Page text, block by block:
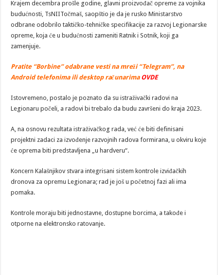
Krajem decembra prošle godine, glavni proizvođač opreme za vojnika
budućnosti, TsNIITočmaš, saopštio je da je rusko Ministarstvo
odbrane odobrilo taktičko-tehničke specifikacije za razvoj Legionarske
opreme, koja će u budućnosti zameniti Ratnik i Sotnik, koji ga
zamenjuje.
Pratite “Borbine” odabrane vesti na mreži “Telegram”, na
Android telefonima ili desktop računarima OVDE
Istovremeno, postalo je poznato da su istraživački radovi na
Legionaru počeli, a radovi bi trebalo da budu završeni do kraja 2023.
A, na osnovu rezultata istraživačkog rada, već će biti definisani
projektni zadaci za izvođenje razvojnih radova formirana, u okviru koje
će oprema biti predstavljena „u hardveru“.
Koncern Kalašnjikov stvara integrisani sistem kontrole izviđačkih
dronova za opremu Legionara; rad je još u početnoj fazi ali ima
pomaka.
Kontrole moraju biti jednostavne, dostupne borcima, a takođe i
otporne na elektronsko ratovanje.